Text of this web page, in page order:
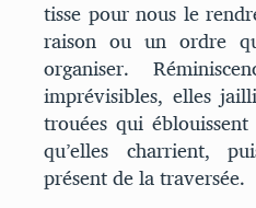
tisse pour nous le
raison ou un ordre
organiser.
imprévisibles, elles
trouées qui
qu’elles charrient,
présent de la traversée.